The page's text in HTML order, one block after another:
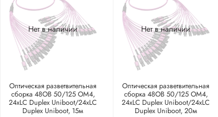
Нет в наличии
Оптическая разветвительная
сборка 48ОВ 50/125 OM4,
24xLC Duplex Uniboot/24xLC
Duplex Uniboot, 15м
Нет в наличии
Оптическая разветвительная
сборка 48ОВ 50/125 OM4,
24xLC Duplex Uniboot/24xLC
Duplex Uniboot, 20м